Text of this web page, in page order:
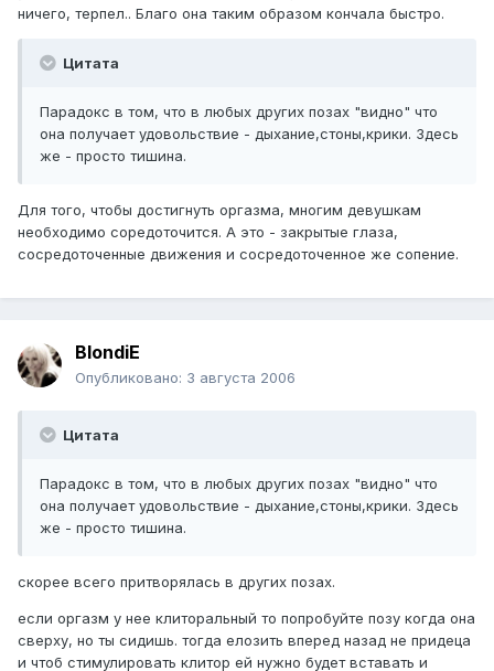
ничего, терпел.. Благо она таким образом кончала быстро.
Цитата
Парадокс в том, что в любых других позах "видно" что
она получает удовольствие - дыхание,стоны,крики. Здесь
же - просто тишина.
Для того, чтобы достигнуть оргазма, многим девушкам
необходимо соредоточится. А это - закрытые глаза,
сосредоточенные движения и сосредоточенное же сопение.
BlondiE
Опубликовано: 3 августа 2006
Цитата
Парадокс в том, что в любых других позах "видно" что
она получает удовольствие - дыхание,стоны,крики. Здесь
же - просто тишина.
скорее всего притворялась в других позах.
если оргазм у нее клиторальный то попробуйте позу когда она
сверху, но ты сидишь. тогда елозить вперед назад не придеца
и чтоб стимулировать клитор ей нужно будет вставать и